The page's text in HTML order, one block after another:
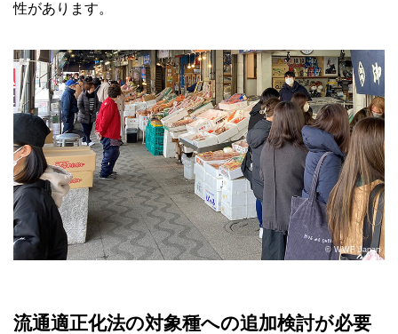
性があります。
© WWF Japan
流通適正化法の対象種への追加検討が必要